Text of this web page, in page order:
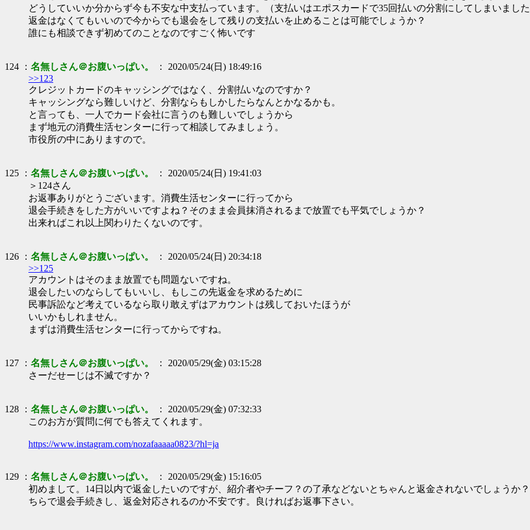
どうしていいか分からず今も不安な中支払っています。（支払いはエポスカードで35回払いの分割にしてしまいまし
返金はなくてもいいので今からでも退会をして残りの支払いを止めることは可能でしょうか？
誰にも相談できず初めてのことなのですごく怖いです
124 ： 名無しさん＠お腹いっぱい。
： 2020/05/24(日) 18:49:16
>>123
クレジットカードのキャッシングではなく、分割払いなのですか？
キャッシングなら難しいけど、分割ならもしかしたらなんとかなるかも。
と言っても、一人でカード会社に言うのも難しいでしょうから
まず地元の消費生活センターに行って相談してみましょう。
市役所の中にありますので。
125 ： 名無しさん＠お腹いっぱい。
： 2020/05/24(日) 19:41:03
＞124さん
お返事ありがとうございます。消費生活センターに行ってから
退会手続きをした方がいいですよね？そのまま会員抹消されるまで放置でも平気でしょうか？
出来ればこれ以上関わりたくないのです。
126 ： 名無しさん＠お腹いっぱい。
： 2020/05/24(日) 20:34:18
>>125
アカウントはそのまま放置でも問題ないですね。
退会したいのならしてもいいし、もしこの先返金を求めるために
民事訴訟など考えているなら取り敢えずはアカウントは残しておいたほうが
いいかもしれません。
まずは消費生活センターに行ってからですね。
127 ： 名無しさん＠お腹いっぱい。
： 2020/05/29(金) 03:15:28
さーだせーじは不滅ですか？
128 ： 名無しさん＠お腹いっぱい。
： 2020/05/29(金) 07:32:33
このお方が質問に何でも答えてくれます。
https://www.instagram.com/nozafaaaaa0823/?hl=ja
129 ： 名無しさん＠お腹いっぱい。
： 2020/05/29(金) 15:16:05
初めまして。14日以内で返金したいのですが、紹介者やチーフ？の了承などないとちゃんと返金されないでしょうか
ちらで退会手続きし、返金対応されるのか不安です。良ければお返事下さい。